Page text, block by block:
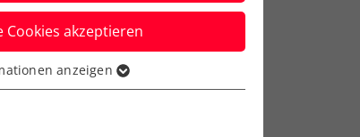
mit
Cookies akzeptieren
Funktionen der
dass die Webseite
anzeigen